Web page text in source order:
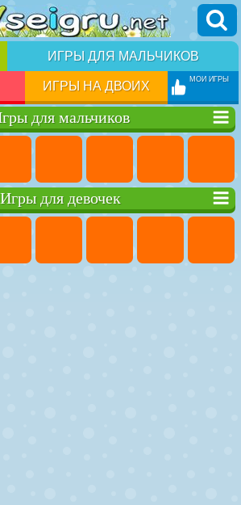
ИГРЫ ДЛЯ МАЛЬЧИКОВ
ИГРЫ НА ДВОИХ МОИ ИГРЫ
для мальчиков
Игры для девочек